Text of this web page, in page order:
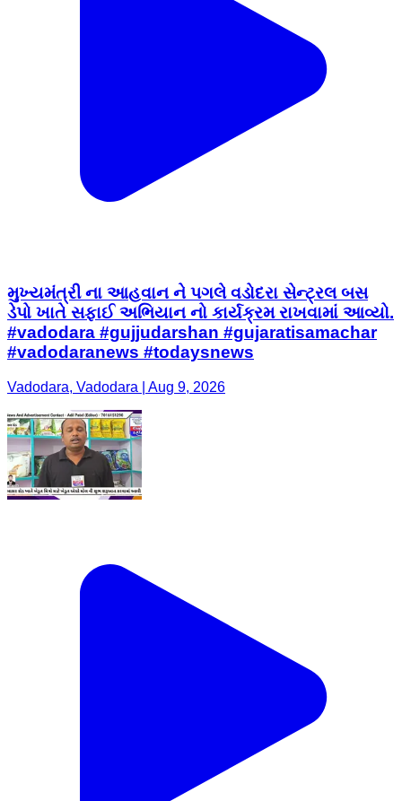
મુખ્યમંત્રી ના આહવાન ને પગલે વડોદરા સેન્ટ્રલ બસ
ડેપો ખાતે સફાઈ અભિયાન નો કાર્યક્રમ રાખવામાં આવ્યો.
#vadodara #gujjudarshan #gujaratisamachar
#vadodaranews #todaysnews
Vadodara, Vadodara | Aug 9, 2026